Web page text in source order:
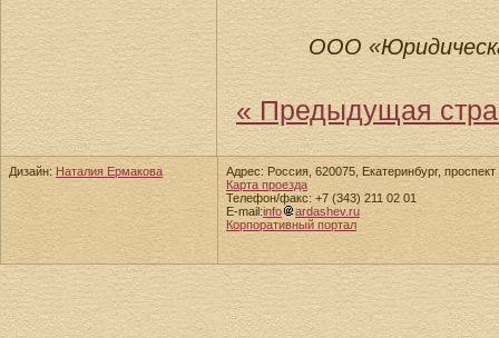
ООО
« Предыдущая
Дизайн: Наталия Ермакова
Адрес: Россия, 620075, Екатеринбург,
Карта проезда
Телефон/факс: +7 (343) 211 02 01
E-mail:info
ardashev.ru
Корпоративный портал